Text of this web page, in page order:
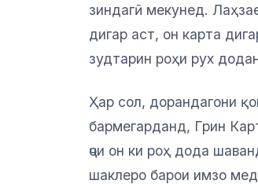
зиндагӣ мекунед.
дигар аст, он карта
зудтарин роҳи рух
Ҳар сол, дорандагони
бармегарданд, Грин
ҷои он ки роҳ дода
шаклеро барои имзо